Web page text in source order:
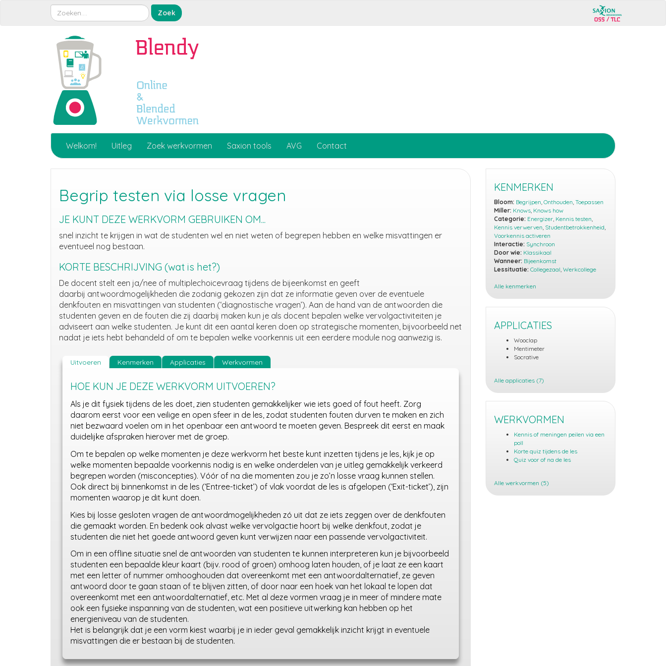
Welkom! Uitleg Zoek werkvormen Saxion tools AVG Contact
Begrip testen via losse vragen
JE KUNT DEZE WERKVORM GEBRUIKEN OM...
snel inzicht te krijgen in wat de studenten wel en niet weten of begrepen hebben en welke misvattingen er
eventueel nog bestaan.
KORTE BESCHRIJVING (wat is het?)
De docent stelt een ja/nee of multiplechoicevraag tijdens de bijeenkomst en geeft
daarbij antwoordmogelijkheden die zodanig gekozen zijn dat ze informatie geven over de eventuele
denkfouten en misvattingen van studenten (‘diagnostische vragen’). Aan de hand van de antwoorden die
studenten geven en de fouten die zij daarbij maken kun je als docent bepalen welke vervolgactiviteiten je
adviseert aan welke studenten. Je kunt dit een aantal keren doen op strategische momenten, bijvoorbeeld net
nadat je iets hebt behandeld of om te bepalen welke voorkennis uit een eerdere module nog aanwezig is.
Uitvoeren
HOE KUN JE DEZE WERKVORM UITVOEREN?
Als je dit fysiek tijdens de les doet, zien studenten gemakkelijker wie iets goed of fout heeft. Zorg
daarom eerst voor een veilige en open sfeer in de les, zodat studenten fouten durven te maken en zich
niet bezwaard voelen om in het openbaar een antwoord te moeten geven. Bespreek dit eerst en maak
duidelijke afspraken hierover met de groep.
Om te bepalen op welke momenten je deze werkvorm het beste kunt inzetten tijdens je les, kijk je op
welke momenten bepaalde voorkennis nodig is en welke onderdelen van je uitleg gemakkelijk verkeerd
begrepen worden (misconcepties). Vóór of na die momenten zou je zo’n losse vraag kunnen stellen.
Ook direct bij binnenkomst in de les (‘Entree-ticket’) of vlak voordat de les is afgelopen (‘Exit-ticket’), zijn
momenten waarop je dit kunt doen.
Kies bij losse gesloten vragen de antwoordmogelijkheden zó uit dat ze iets zeggen over de denkfouten
die gemaakt worden. En bedenk ook alvast welke vervolgactie hoort bij welke denkfout, zodat je
studenten die niet het goede antwoord geven kunt verwijzen naar een passende vervolgactiviteit.
Om in een offline situatie snel de antwoorden van studenten te kunnen interpreteren kun je bijvoorbeeld
studenten een bepaalde kleur kaart (bijv. rood of groen) omhoog laten houden, of je laat ze een kaart
met een letter of nummer omhooghouden dat overeenkomt met een antwoordalternatief, ze geven
antwoord door te gaan staan of te blijven zitten, of door naar een hoek van het lokaal te lopen dat
overeenkomt met een antwoordalternatief, etc. Met al deze vormen vraag je in meer of mindere mate
ook een fysieke inspanning van de studenten, wat een positieve uitwerking kan hebben op het
energieniveau van de studenten.
Het is belangrijk dat je een vorm kiest waarbij je in ieder geval gemakkelijk inzicht krijgt in eventuele
misvattingen die er bestaan bij de studenten.
Kenmerken Applicaties Werkvormen
KENMERKEN
Bloom: Begrijpen, Onthouden, Toepassen
Miller: Knows, Knows how
Categorie: Energizer, Kennis testen,
Kennis verwerven, Studentbetrokkenheid,
Voorkennis activeren
Interactie: Synchroon
Door wie: Klassikaal
Wanneer: Bijeenkomst
Lessituatie: Collegezaal, Werkcollege
Alle kenmerken
APPLICATIES
Wooclap
Mentimeter
Socrative
Alle applicaties (7)
WERKVORMEN
Kennis of meningen peilen via een
poll
Korte quiz tijdens de les
Quiz voor of na de les
Alle werkvormen (5)